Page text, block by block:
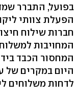
בפועל, התברר
הפעלת צוותי
חברות שילוח
המחויבות
המחסור הכבד
היום במקרים של
לדחות משלוחים